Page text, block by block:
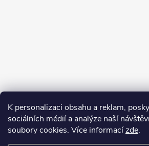
K personalizaci obsahu a reklam,
sociálních médií a analýze naší
soubory cookies. Více informacízde.